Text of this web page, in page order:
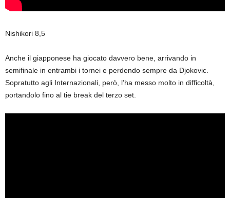
Nishikori 8,5
Anche il giapponese ha giocato davvero bene, arrivando in
semifinale in entrambi i tornei e perdendo sempre da Djokovic.
Sopratutto agli Internazionali, però, l’ha messo molto in difficoltà,
portandolo fino al tie break del terzo set.